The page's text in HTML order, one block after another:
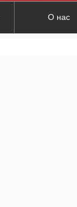
О нас